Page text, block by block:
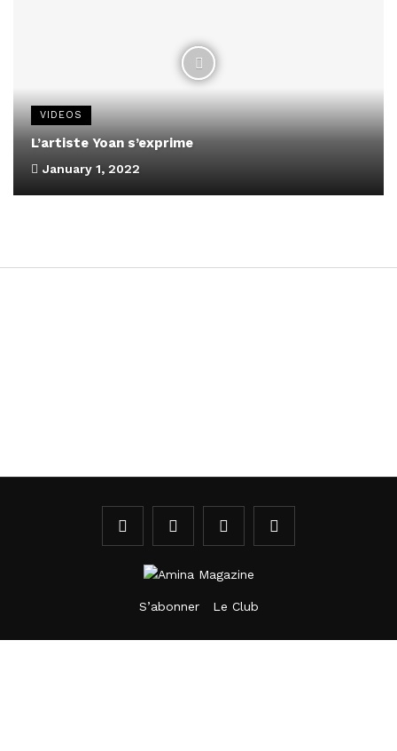
VIDEOS
L’artiste Yoan s’exprime
January 1, 2022
S’abonner Le Club